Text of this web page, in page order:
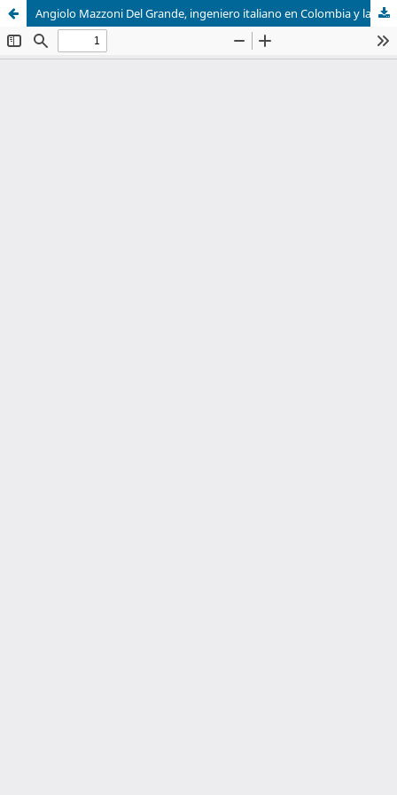
Angiolo Mazzoni Del Grande, ingeniero italiano en Colombia y las propuestas para una teoría de la restauración arquitectónica